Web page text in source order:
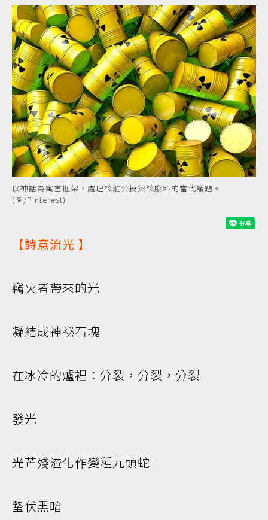
以神話為寓言框架，處理核能公投與核廢料的當代議題。
(圖/Pinterest)
【詩意流光 】
竊火者帶來的光
凝結成神祕石塊
在冰冷的爐裡：分裂，分裂，分裂
發光
光芒殘渣化作變種九頭蛇
蟄伏黑暗